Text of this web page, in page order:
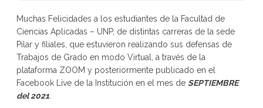
Muchas Felicidades a los estudiantes de la Facultad de
Ciencias Aplicadas – UNP, de distintas carreras de la sede
Pilar y filiales, que estuvieron realizando sus defensas de
Trabajos de Grado en modo Virtual, a través de la
plataforma ZOOM y posteriormente publicado en el
Facebook Live de la Institución en el mes de SEPTIEMBRE
del 2021.